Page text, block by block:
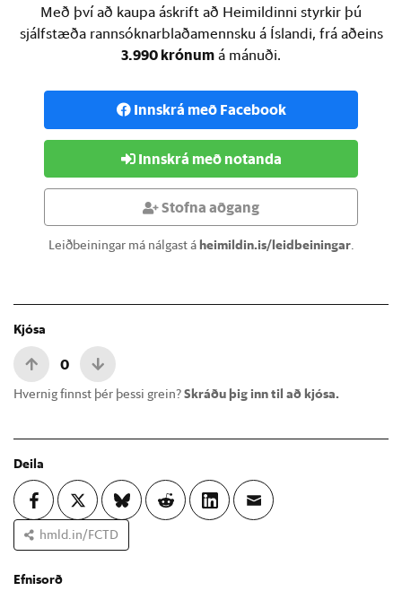
Með því að kaupa áskrift að Heimildinni styrkir þú
sjálfstæða rannsóknarblaðamennsku á Íslandi, frá aðeins
3.990 krónum á mánuði.
Innskrá með Facebook
Innskrá með notanda
Stofna aðgang
Leiðbeiningar má nálgast áheimildin.is/leidbeiningar.
Kjósa
0
Hvernig finnst þér þessi grein?Skráðu þig inn til að kjósa.
Deila
hmld.in/FCTD
Efnisorð